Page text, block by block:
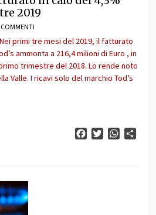
2019
COMMENTI
primi tre mesi del 2019, il fatturato
ammonta a 216,4 milioni di Euro , in
trimestre del 2018. Lo rende noto
Valle. I ricavi solo del marchio Tod’s
FacebookTwitter